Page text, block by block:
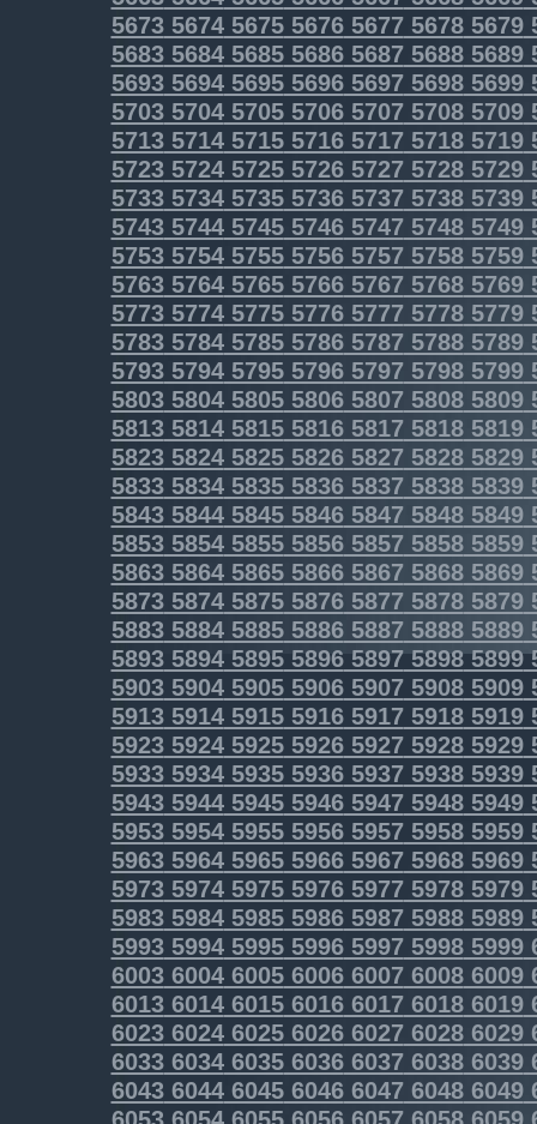
5673567456755676567756785679
5683568456855686568756885689
5693569456955696569756985699
5703570457055706570757085709
5713571457155716571757185719
5723572457255726572757285729
5733573457355736573757385739
5743574457455746574757485749
5753575457555756575757585759
57635764576557665767 57685769
5773577457755776577757785779
57835784578557865787 57885789
57935794579557965797 57985799
58035804580558065807 58085809
5813581458155816581758185819
58235824582558265827 58285829
58335834583558365837 58385839
58435844584558465847 58485849
58535854585558565857 58585859
58635864586558665867 58685869
58735874587558765877 58785879
58835884588558865887 58885889
5893589458955896589758985899
5903590459055906590759085909
5913591459155916591759185919
5923592459255926592759285929
5933593459355936593759385939
5943594459455946594759485949
5953595459555956595759585959
5963596459655966596759685969
5973597459755976597759785979
5983598459855986598759885989
5993599459955996599759985999
6003600460056006600760086009
6013601460156016601760186019
6023602460256026602760286029
6033603460356036603760386039
6043604460456046604760486049